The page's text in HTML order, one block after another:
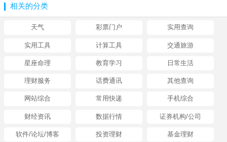
相关的分类
天气 彩票门户 实用查询
实用工具 计算工具 交通旅游
星座命理 教育学习 日常生活
理财服务 话费通讯 其他查询
网站综合 常用快递 手机综合
财经资讯 数据行情 证券机构/公司
软件/论坛/博客 投资理财 基金理财